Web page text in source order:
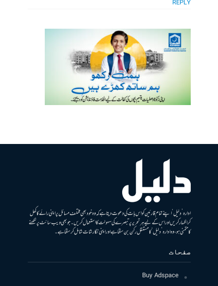
REPLY
ادارہ ’دلیل‘ اپنے تمام قارئین کو اس بات کی دعوت دیتا ہے کہ وہ خود بھی مختلف مسائل پر اپنی رائے کا کھل
کر اظہار کریں اور اس کے لیے ہر تحریر پر تبصرے کی سہولت کا استعمال کریں۔ جو بھی ویب سائٹ پر لکھنے
کا متمنی ہو، وہ ادارہ ’دلیل‘ کا مستقل رکن بن سکتا ہے اور اپنی نگارشات شامل کرسکتا ہے۔
صفحات
Buy Adspace